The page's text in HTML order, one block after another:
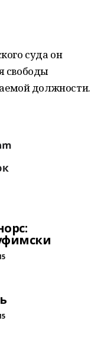
суда он
свободы
должности.